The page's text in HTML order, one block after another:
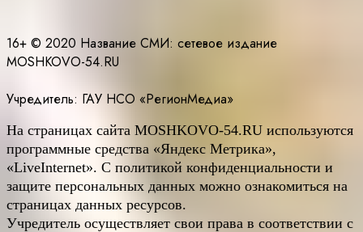
16+ © 2020 Название СМИ: cетевое издание
MOSHKOVO-54.RU
Учредитель: ГАУ НСО «РегионМедиа»
На страницах сайта MOSHKOVO-54.RU используются
программные средства «Яндекс Метрика»,
«LiveInternet». С политикой конфиденциальности и
защите персональных данных можно ознакомиться на
страницах данных ресурсов.
Учредитель осуществляет свои права в соответствии с